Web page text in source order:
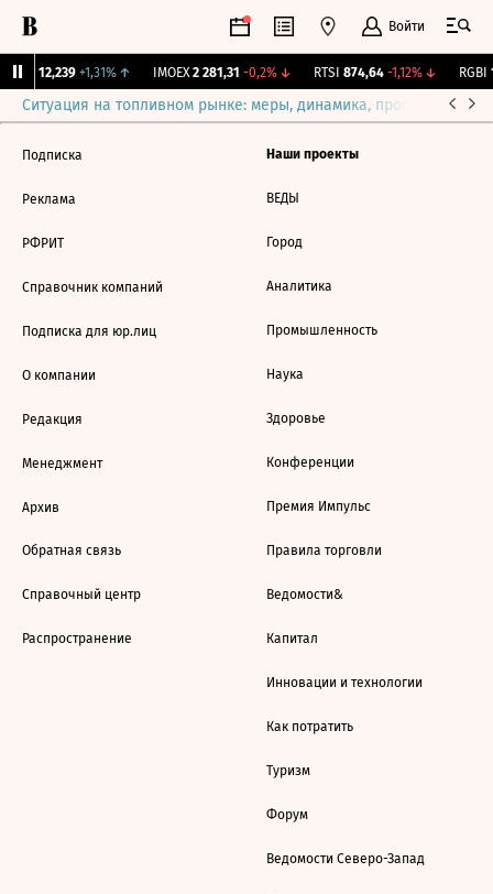
Войти
12,239 +1,31%↑ IMOEX 2 281,31 -0,2%↓ RTSI 874,64 -1,12%↓ RGBI
Ситуация на топливном рынке: меры, динамика, прогнозы
Подписка
Реклама
РФРИТ
Справочник компаний
Подписка для юр.лиц
О компании
Редакция
Менеджмент
Архив
Обратная связь
Справочный центр
Распространение
Наши проекты
ВЕДЫ
Город
Аналитика
Промышленность
Наука
Здоровье
Конференции
Премия Импульс
Правила торговли
Ведомости&
Капитал
Инновации и технологии
Как потратить
Туризм
Форум
Ведомости Северо-Запад